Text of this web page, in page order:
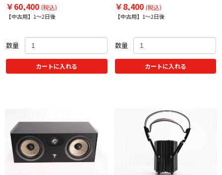
￥60,400 (税込)
【中古用】1～2日後
数量
カートに入れる
￥8,400 (税込)
【中古用】1～2日後
数量
カートに入れる